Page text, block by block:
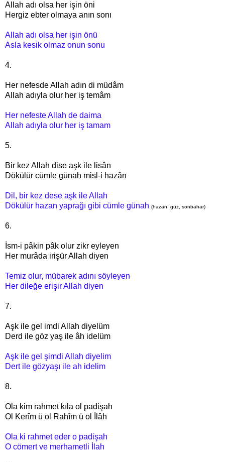
Allah adı olsa her işin öni
Hergiz ebter olmaya anın sonı
Allah adı olsa her işin önü
Asla kesik olmaz onun sonu
4.
Her nefesde Allah adın di müdâm
Allah adıyla olur her iş temâm
Her nefeste Allah de daima
Allah adıyla olur her iş tamam
5.
Bir kez Allah dise aşk ile lisân
Dökülür cümle günah misl-i hazân
Dil, bir kez dese aşk ile Allah
Dökülür hazan yaprağı gibi cümle günah (hazan: güz, sonbahar)
6.
İsm-i pâkin pâk olur zikr eyleyen
Her murâda irişür Allah diyen
Temiz olur, mübarek adını söyleyen
Her dileğe erişir Allah diyen
7.
Aşk ile gel imdi Allah diyelüm
Derd ile göz yaş ile âh idelüm
Aşk ile gel şimdi Allah diyelim
Dert ile gözyaşı ile ah idelim
8.
Ola kim rahmet kıla ol padişah
Ol Kerîm ü ol Rahîm ü ol İlâh
Ola ki rahmet eder o padişah
O cömert ve merhametli İlah